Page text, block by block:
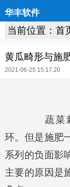
华丰软件
当前位置： 首
黄瓜畸形与施
2021-06-25 15:17:20
蔬菜栽
环。但是施肥
系列的负面影
主要的原因是